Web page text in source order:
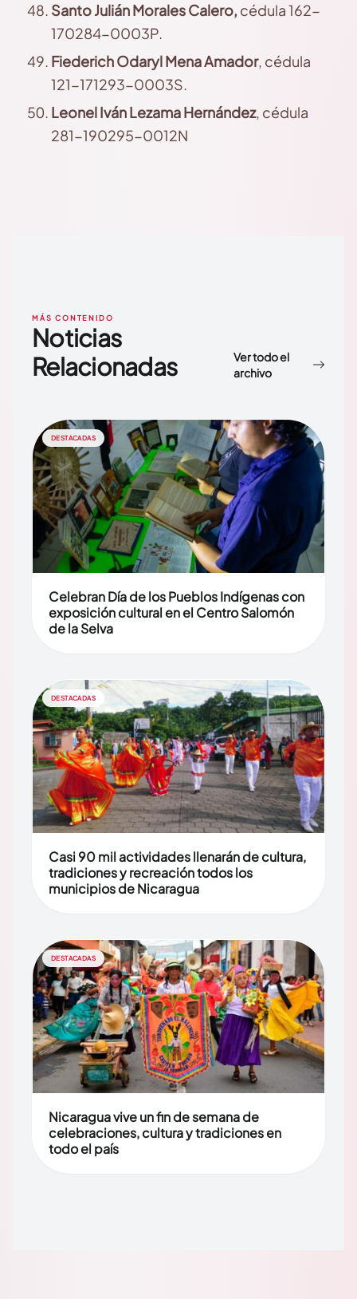
SantoJulián Morales Calero, cédula 162-
170284-0003P.
FiederichOdaryl Mena Amador, cédula
121-171293-0003S.
LeonelIván Lezama Hernández, cédula
281-190295-0012N
MÁS CONTENIDO
Noticias
Relacionadas
Ver todo el
archivo
DESTACADAS
Celebran Día de los Pueblos Indígenas con
exposición cultural en el Centro Salomón
de la Selva
DESTACADAS
Casi 90 mil actividades llenarán de cultura,
tradiciones y recreación todos los
municipios de Nicaragua
DESTACADAS
Nicaragua vive un fin de semana de
celebraciones, cultura y tradiciones en
todo el país